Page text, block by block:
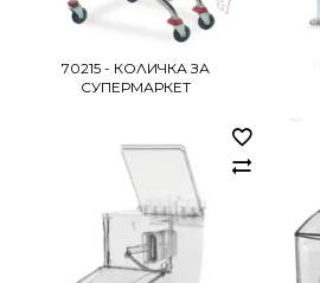
70215 - КОЛИЧКА ЗА
СУПЕРМАРКЕТ